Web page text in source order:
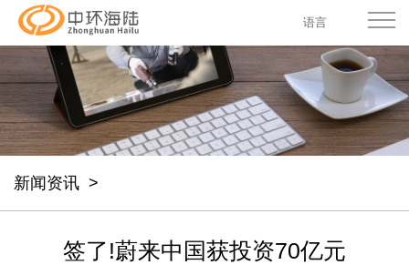
语言
新闻资讯 >
签了!蔚来中国获投资70亿元